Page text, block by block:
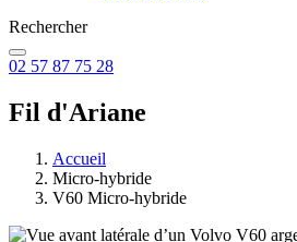
Rechercher
02 57 87 75 28
Fil d'Ariane
Accueil
Micro-hybride
V60 Micro-hybride